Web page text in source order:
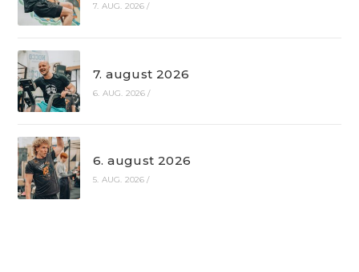
7. AUG. 2026 /
7. august 2026
6. AUG. 2026 /
6. august 2026
5. AUG. 2026 /